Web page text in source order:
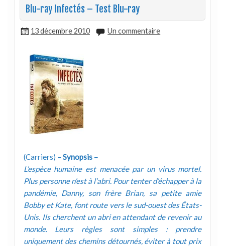
Blu-ray Infectés – Test Blu-ray
13 décembre 2010 Un commentaire
(Carriers) – Synopsis –
L’espèce humaine est menacée par un virus mortel.
Plus personne n’est à l’abri. Pour tenter d’échapper à la
pandémie, Danny, son frère Brian, sa petite amie
Bobby et Kate, font route vers le sud-ouest des États-
Unis. Ils cherchent un abri en attendant de revenir au
monde. Leurs règles sont simples : prendre
uniquement des chemins détournés, éviter à tout prix